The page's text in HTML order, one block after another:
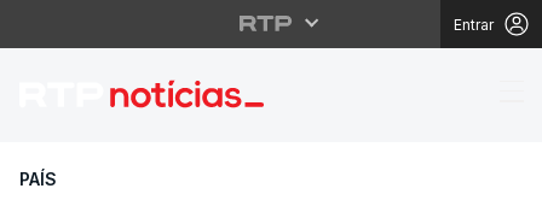
Entrar
Elevador da Glória.
PAÍS